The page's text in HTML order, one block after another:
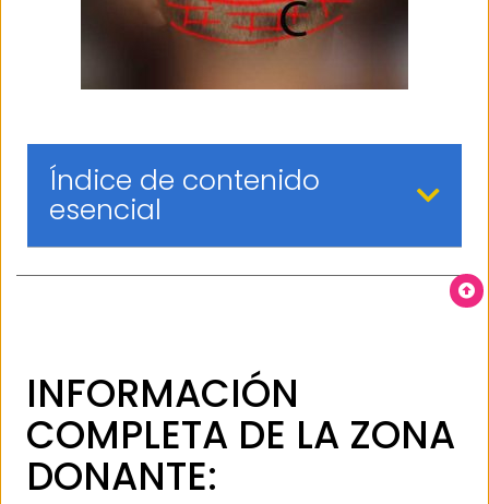
Índice de contenido
esencial
INFORMACIÓN
COMPLETA DE LA ZONA
DONANTE: